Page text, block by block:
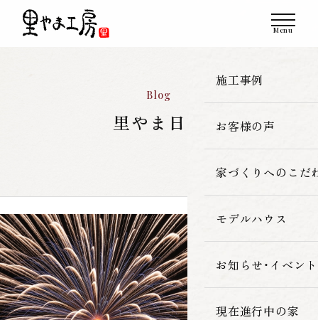
施工事例
一覧
新築
改築・リフォーム
お客様の声
家づくりへのこだ
里やま工房の家
素材へのこだわ
暮らしの性能
モデルハウス
お知らせ・イベント
現在進行中の家
Blog
里やま日記